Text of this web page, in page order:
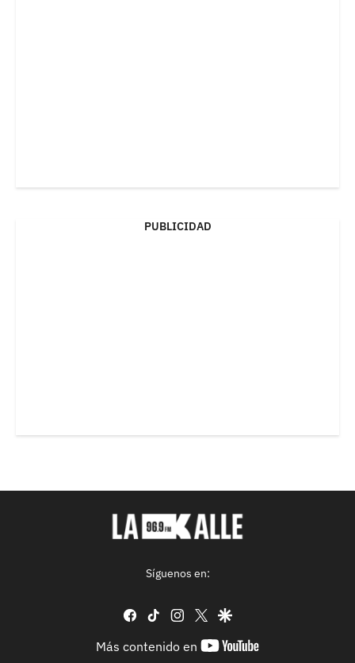
PUBLICIDAD
Síguenos en:
facebook
tiktok instagram
twittergoogle
Más contenido en
youtube-